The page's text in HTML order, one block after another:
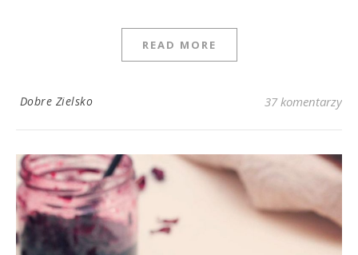
READ MORE
Dobre Zielsko 37 komentarzy